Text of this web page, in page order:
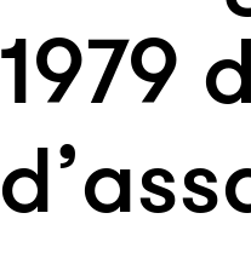
1979